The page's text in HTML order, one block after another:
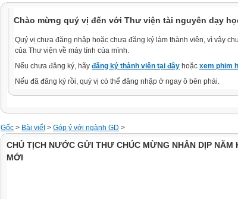
Chào mừng quý vị đến với Thư viện tài nguyên dạy
Quý vị chưa đăng nhập hoặc chưa đăng ký làm thành viên, vì vậy
của Thư viện về máy tính của mình.
Nếu chưa đăng ký, hãy đăng ký thành viên tại đây hoặc xem phim
Nếu đã đăng ký rồi, quý vị có thể đăng nhập ở ngay ô bên phải.
Gốc > Bài viết> Góp ý với ngành GD >
CHỦ TỊCH NƯỚC GỬI THƯ CHÚC MỪNG NHÂN DỊP NĂM
MỚI